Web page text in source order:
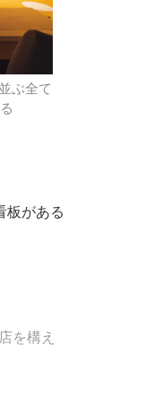
ぶ全て
板がある
を構え